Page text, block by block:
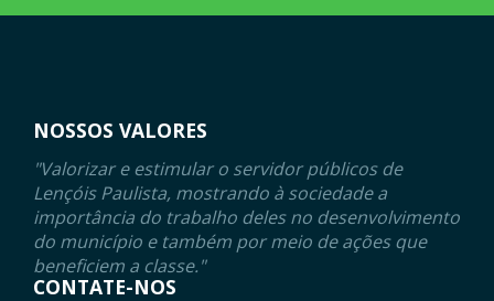
NOSSOS VALORES
"Valorizar e estimular o servidor públicos de
Lençóis Paulista, mostrando à sociedade a
importância do trabalho deles no desenvolvimento
do município e também por meio de ações que
beneficiem a classe."
CONTATE-NOS